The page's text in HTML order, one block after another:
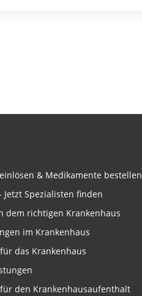
& Medikamente bestellen
Jetzt Spezialisten finden
dem richtigen Krankenhaus
im Krankenhaus
das Krankenhaus
den Krankenhausaufenthalt
von Daten aus